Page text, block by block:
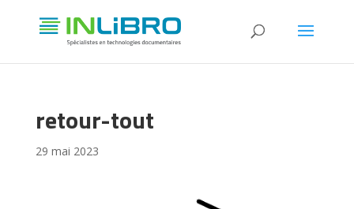
retour-tout
29 mai 2023